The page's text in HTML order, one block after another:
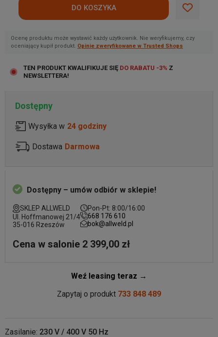
Zasilanie: 230 V / 400 V 50 Hz
Ocenę produktu może wystawić każdy użytkownik. Nie weryfikujemy, czy
oceniający kupił produkt. Opinie zweryfikowane w Trusted Shops
TEN PRODUKT KWALIFIKUJE SIĘ DO RABATU -3% Z
NEWSLETTERA!
Dostępny
Wysyłka w 24 godziny
Dostawa Darmowa
Dostępny – umów odbiór w sklepie!
SKLEP ALLWELD
Ul. Hoffmanowej 21/4
35-016 Rzeszów
Pon-Pt: 8:00/16:00
668 176 610
bok@allweld.pl
Cena w salonie 2 399,00 zł
Weź leasing teraz →
Zapytaj o produkt 733 848 489